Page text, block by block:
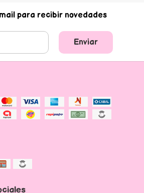
para recibir novedades
Enviar